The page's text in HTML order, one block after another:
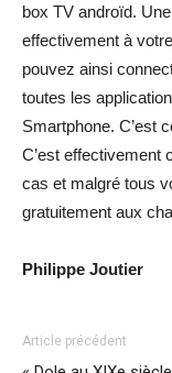
box TV androïd.
effectivement à
pouvez ainsi
toutes les
Smartphone. C’est
C’est effectivement
cas et malgré tous
gratuitement aux
Philippe Joutier
Article précédent